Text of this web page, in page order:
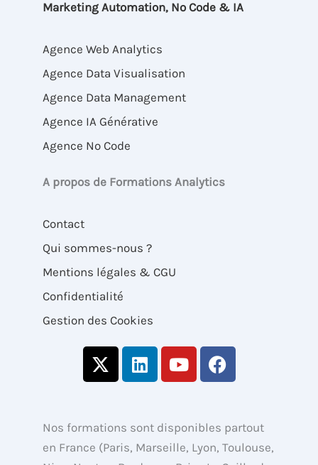
Marketing Automation, No Code & IA
Agence Web Analytics
Agence Data Visualisation
Agence Data Management
Agence IA Générative
Agence No Code
A propos de Formations Analytics
Contact
Qui sommes-nous ?
Mentions légales & CGU
Confidentialité
Gestion des Cookies
X
-
i
t
L
i
e
d
Y
o
u
b
F
a
b
o
Nos formations sont disponibles partout
en France (Paris, Marseille, Lyon, Toulouse,